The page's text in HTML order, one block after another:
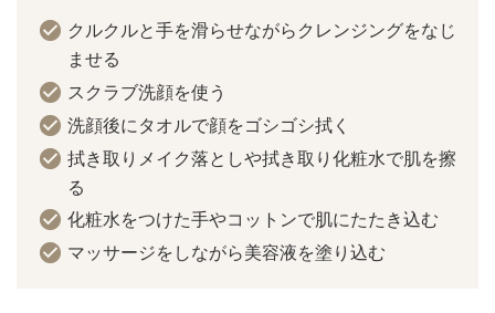
クルクルと手を滑らせながらクレンジングをなじ
ませる
スクラブ洗顔を使う
洗顔後にタオルで顔をゴシゴシ拭く
拭き取りメイク落としや拭き取り化粧水で肌を擦
る
化粧水をつけた手やコットンで肌にたたき込む
マッサージをしながら美容液を塗り込む